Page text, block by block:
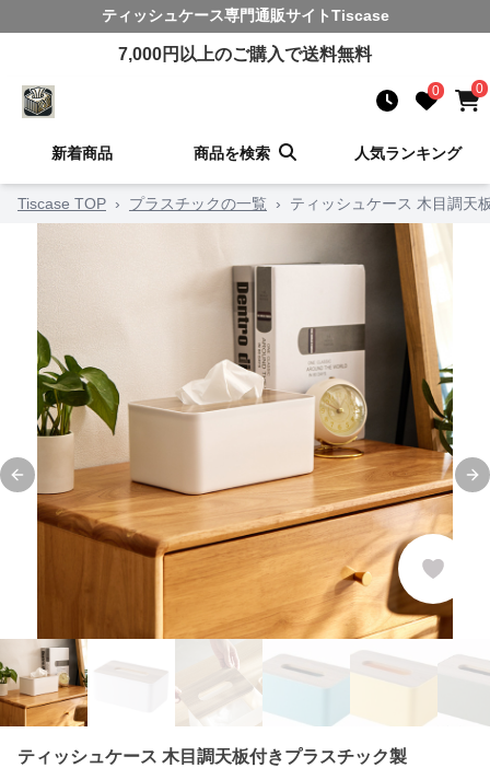
ティッシュケース専門通販サイトTiscase
7,000円以上のご購入で送料無料
0 0
新着商品 商品を検索 人気ランキング
Tiscase TOP › プラスチックの一覧 › ティッシュケース 木目調天
Previous slide
ティッシュケース 木目調天板付きプラスチック製